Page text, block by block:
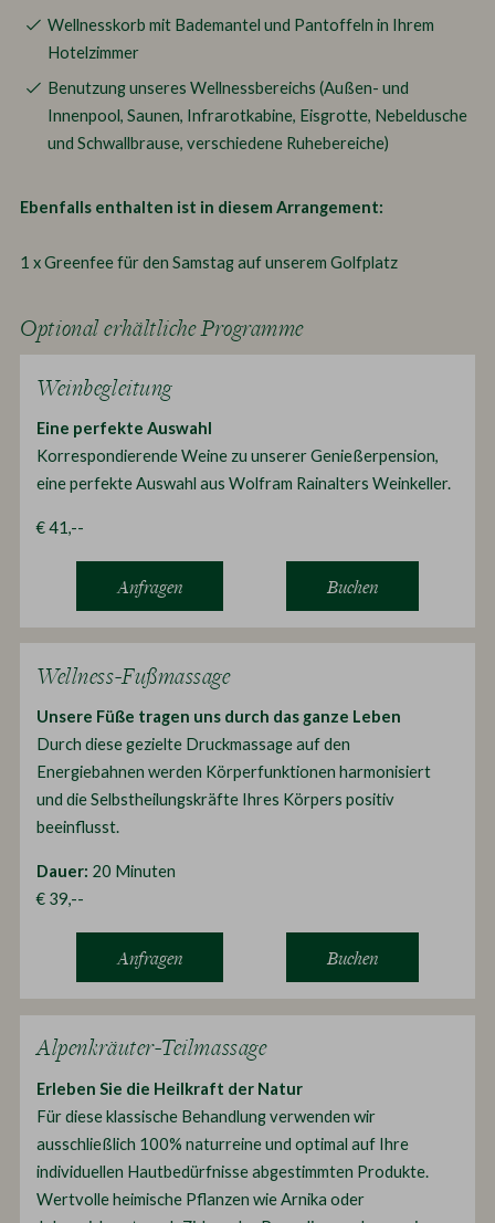
Wellnesskorb mit Bademantel und Pantoffeln in Ihrem
Hotelzimmer
Benutzung unseres Wellnessbereichs (Außen- und
Innenpool, Saunen, Infrarotkabine, Eisgrotte, Nebeldusche
und Schwallbrause, verschiedene Ruhebereiche)
Ebenfalls enthalten ist in diesem Arrangement:
1 x Greenfee für den Samstag auf unserem Golfplatz
Optional erhältliche Programme
Weinbegleitung
Eine perfekte Auswahl
Korrespondierende Weine zu unserer Genießerpension,
eine perfekte Auswahl aus Wolfram Rainalters Weinkeller.
€ 41,--
Anfragen Buchen
Wellness-Fußmassage
Unsere Füße tragen uns durch das ganze Leben
Durch diese gezielte Druckmassage auf den
Energiebahnen werden Körperfunktionen harmonisiert
und die Selbstheilungskräfte Ihres Körpers positiv
beeinflusst.
Dauer: 20 Minuten
€ 39,--
Anfragen Buchen
Alpenkräuter-Teilmassage
Erleben Sie die Heilkraft der Natur
Für diese klassische Behandlung verwenden wir
ausschließlich 100% naturreine und optimal auf Ihre
individuellen Hautbedürfnisse abgestimmten Produkte.
Wertvolle heimische Pflanzen wie Arnika oder